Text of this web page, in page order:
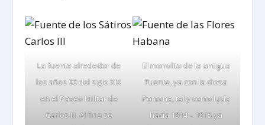
La fuente alrededor de
los años 90 del siglo XIX
en el Paseo Militar de
Carlos III. Al fina se
El monolito de la antigua
Fuente, ya con la diosa
Pomona, tal y como lucía
hacía 1914 – 1915 ya